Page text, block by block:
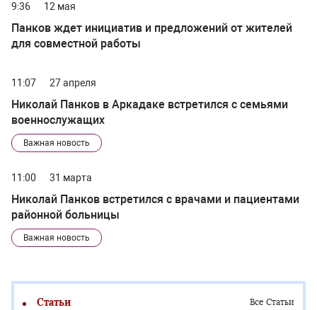
9:36 12 мая
Панков ждет инициатив и предложений от жителей
для совместной работы
11:07 27 апреля
Николай Панков в Аркадаке встретился с семьями
военнослужащих
Важная новость
11:00 31 марта
Николай Панков встретился с врачами и пациентами
районной больницы
Важная новость
Статьи Все Статьи